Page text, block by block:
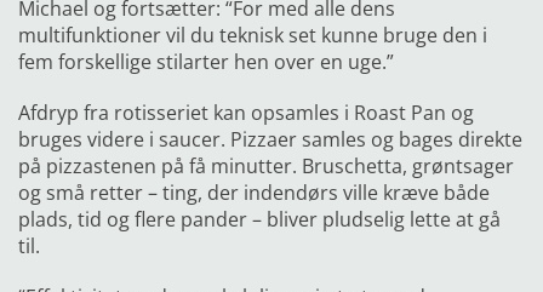
Michael og fortsætter: “For med alle dens
multifunktioner vil du teknisk set kunne bruge den i
fem forskellige stilarter hen over en uge.”
Afdryp fra rotisseriet kan opsamles i Roast Pan og
bruges videre i saucer. Pizzaer samles og bages direkte
på pizzastenen på få minutter. Bruschetta, grøntsager
og små retter – ting, der indendørs ville kræve både
plads, tid og flere pander – bliver pludselig lette at gå
til.